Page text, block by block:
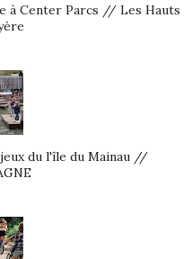
à Center Parcs // Les Hauts
du l'île du Mainau //